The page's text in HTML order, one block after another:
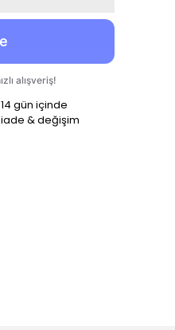
14 gün içinde
iade & değişim